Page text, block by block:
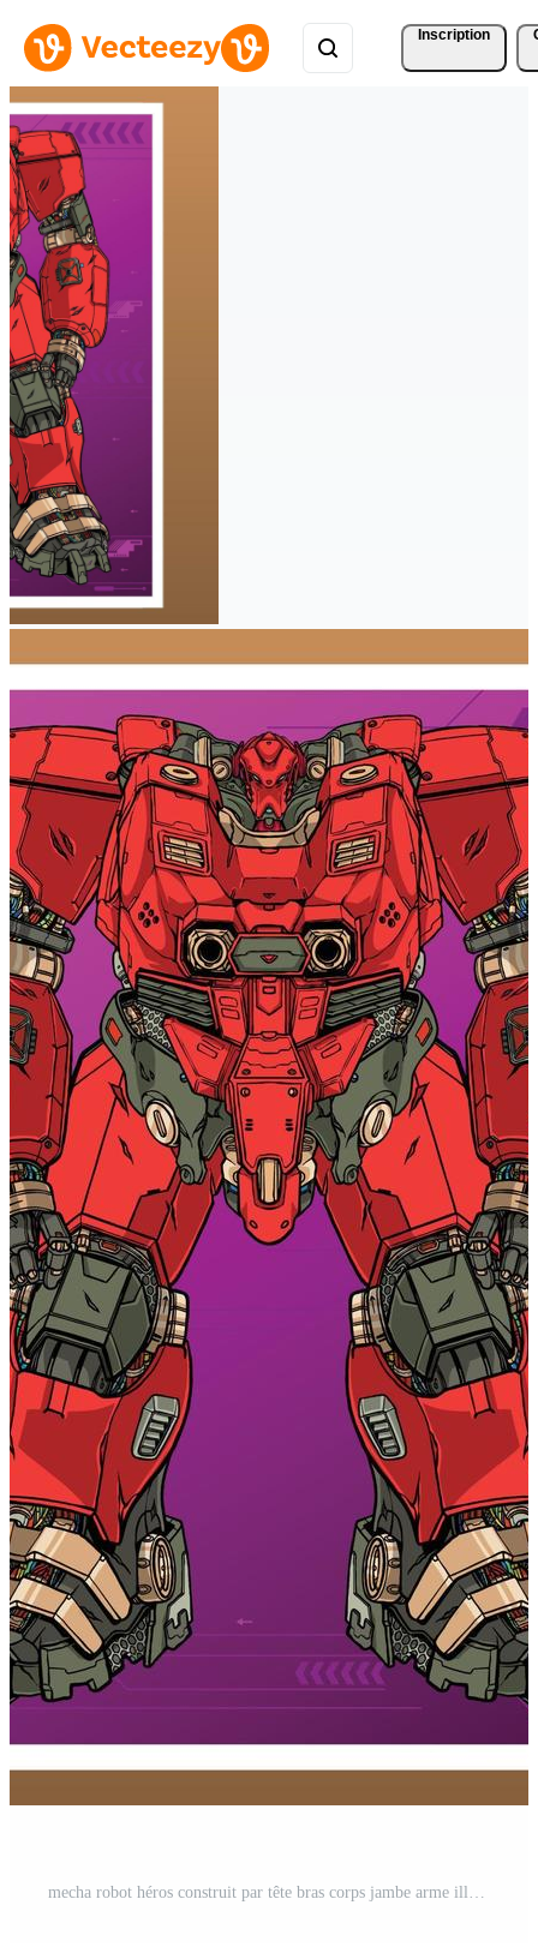
Inscription
mecha robot héros construit par tête bras corps jambe arme illustration vecteur premium Vecteur Gratuit et SVG Gratuit